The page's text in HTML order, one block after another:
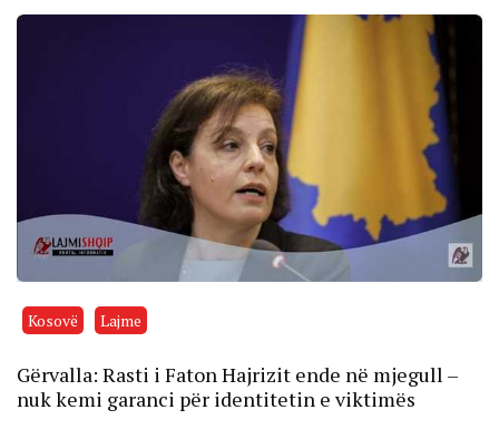
Kosovë Lajme
Gërvalla: Rasti i Faton Hajrizit ende në mjegull –
nuk kemi garanci për identitetin e viktimës